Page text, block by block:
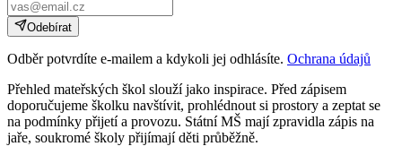
Odebírat
Odběr potvrdíte e-mailem a kdykoli jej odhlásíte. Ochrana údajů
Přehled mateřských škol slouží jako inspirace. Před zápisem
doporučujeme školku navštívit, prohlédnout si prostory a zeptat se
na podmínky přijetí a provozu. Státní MŠ mají zpravidla zápis na
jaře, soukromé školy přijímají děti průběžně.